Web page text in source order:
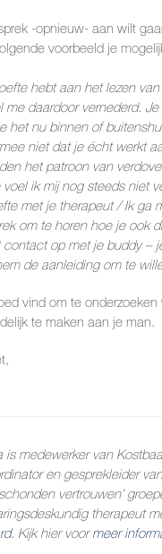
-opnieuw- aan wilt
voorbeeld je
hebt aan het lezen
me daardoor vernederd.
het nu binnen of
niet dat je écht werkt
het patroon van
ik mij nog steeds niet
met je therapeut / Ik ga
om te horen hoe je ook
op met je buddy –
de aanleiding om te
vind om te onderzoeken
te maken aan je man.
is medewerker van
en gesprekleider
vertrouwen’
therapeut
. Kijk hier voormeer